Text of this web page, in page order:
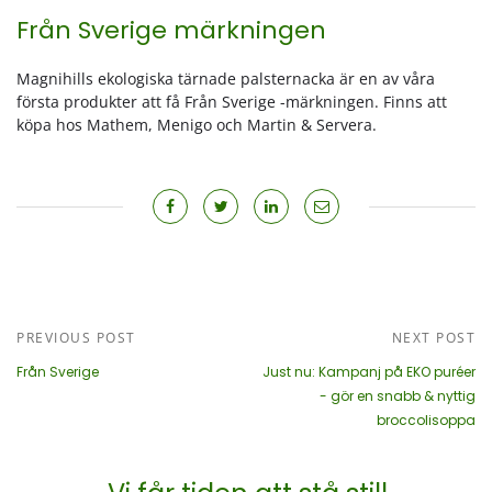
Från Sverige märkningen
Magnihills ekologiska tärnade palsternacka är en av våra
första produkter att få Från Sverige -märkningen. Finns att
köpa hos Mathem, Menigo och Martin & Servera.
PREVIOUS POST
Från Sverige
NEXT POST
Just nu: Kampanj på EKO puréer
- gör en snabb & nyttig
broccolisoppa